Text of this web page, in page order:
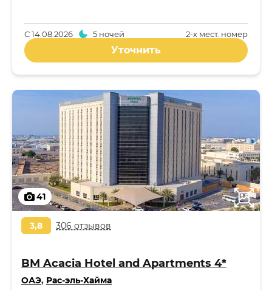
2-x мест. номер
С14.08.2026 5 ночей
Уточнить
41
3,8 306 отзывов
BM Acacia Hotel and Apartments 4*
ОАЭ, Рас-эль-Хайма